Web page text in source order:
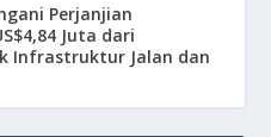
Perjanjian
Juta dari
Infrastruktur Jalan dan